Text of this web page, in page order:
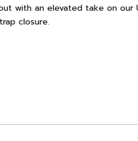
with an elevated take on our
closure.